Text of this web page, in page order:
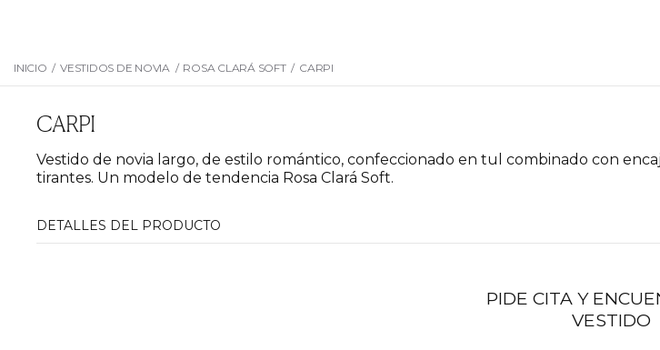
INICIO / VESTIDOS DE NOVIA / ROSA CLARÁ SOFT / CARPI
CARPI
Vestido de novia largo, de estilo romántico, confeccionado en tul combinado con
tirantes. Un modelo de tendencia Rosa Clará Soft.
DETALLES DEL PRODUCTO
PIDE CITA Y
VESTIDO